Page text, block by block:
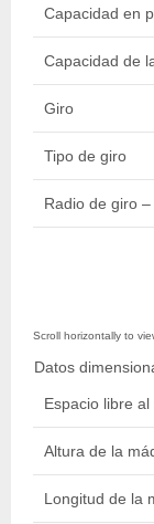
Capacidad en
Capacidad de
Giro
Tipo de giro
Radio de giro
Datos
Espacio libre al
Altura de la
Longitud de la